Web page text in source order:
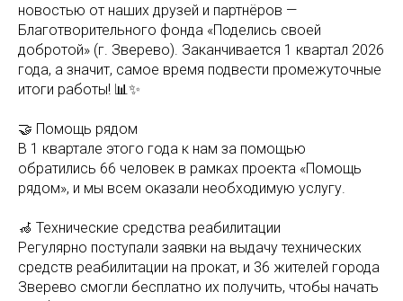
новостью от наших друзей и партнёров —
Благотворительного фонда «Поделись своей
добротой» (г. Зверево). Заканчивается 1 квартал 2026
года, а значит, самое время подвести промежуточные
итоги работы! 📊✨
🤝 Помощь рядом
В 1 квартале этого года к нам за помощью
обратились 66 человек в рамках проекта «Помощь
рядом», и мы всем оказали необходимую услугу.
🦽 Технические средства реабилитации
Регулярно поступали заявки на выдачу технических
средств реабилитации на прокат, и 36 жителей города
Зверево смогли бесплатно их получить, чтобы начать